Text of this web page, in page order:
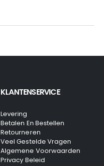
KLANTENSERVICE
Levering
Betalen En Bestellen
Retourneren
Veel Gestelde Vragen
Algemene Voorwaarden
Privacy Beleid